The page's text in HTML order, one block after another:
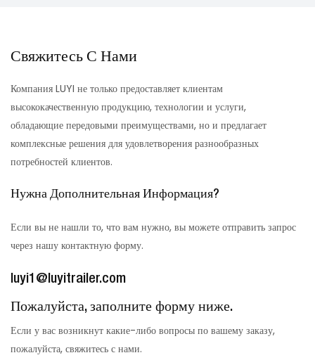
Свяжитесь С Нами
Компания LUYI не только предоставляет клиентам
высококачественную продукцию, технологии и услуги,
обладающие передовыми преимуществами, но и предлагает
комплексные решения для удовлетворения разнообразных
потребностей клиентов.
Нужна Дополнительная Информация?
Если вы не нашли то, что вам нужно, вы можете отправить запрос
через нашу контактную форму.
luyi1@luyitrailer.com
Пожалуйста, заполните форму ниже.
Если у вас возникнут какие-либо вопросы по вашему заказу,
пожалуйста, свяжитесь с нами.